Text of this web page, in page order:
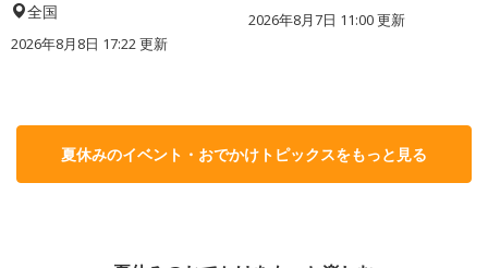
全国
2026年8月8日 17:22更新
2026年8月7日 11:00更新
夏休みのイベント・おでかけトピックスをもっと見る